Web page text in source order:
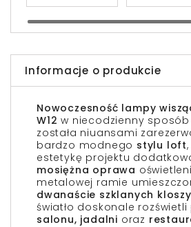
Informacje o produkcie
Nowoczesność lampy
W12w niecodzienny
została niuansami
bardzo modnego stylu loft
estetykę projektu
mosiężna oprawa
metalowej ramie
dwanaście szklanych kloszy
światło doskonale rozświetli
salonu, jadalni oraz